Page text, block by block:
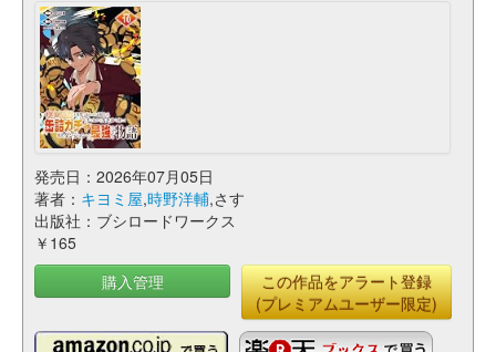
発売日：2026年07月05日
著者： キヨミ屋,時野洋輔,さす
出版社：ブシロードワークス
￥165
購入管理
この作品をアラート登録
(プレミアムユーザー限定)